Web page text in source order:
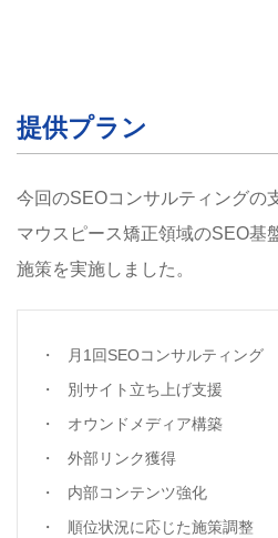
提供プラン
今回のSEOコンサルティングの
マウスピース矯正領域のSEO基
施策を実施しました。
月1回SEOコンサルティング
別サイト立ち上げ支援
オウンドメディア構築
外部リンク獲得
内部コンテンツ強化
順位状況に応じた施策調整